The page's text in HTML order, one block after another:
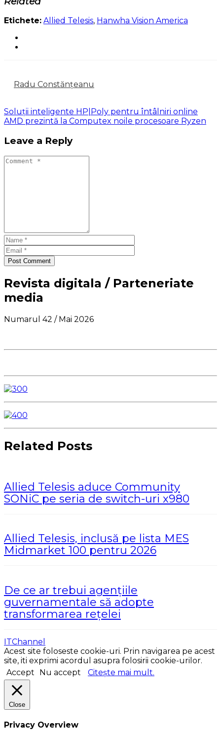
Etichete: Allied Telesis, Hanwha Vision America
Radu Constănțeanu
Soluții inteligente HP|Poly pentru întâlniri online
AMD prezintă la Computex noile procesoare Ryzen
Leave a Reply
Post Comment
Revista digitala / Parteneriate
media
Numarul 42 / Mai 2026
Related Posts
Allied Telesis aduce Community
SONiC pe seria de switch-uri x980
Allied Telesis, inclusă pe lista MES
Midmarket 100 pentru 2026
De ce ar trebui agențiile
guvernamentale să adopte
transformarea rețelei
ITChannel
Acest site foloseste cookie-uri. Prin navigarea pe acest
site, iti exprimi acordul asupra folosirii cookie-urilor.
Accept
Nu accept Citește mai mult.
Close
Privacy Overview